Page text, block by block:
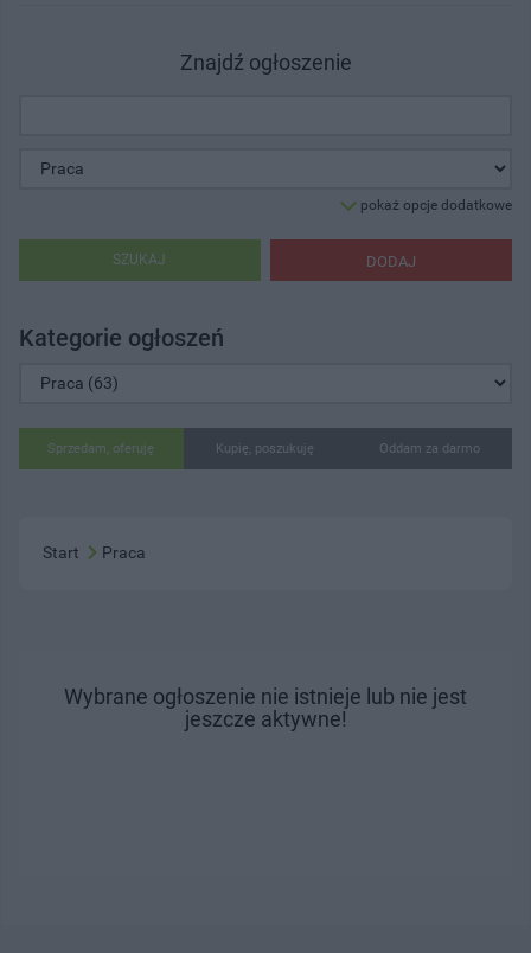
Znajdź ogłoszenie
pokaż opcje dodatkowe
DODAJ
SZUKAJ
Kategorie ogłoszeń
Sprzedam, oferuję Kupię, poszukuję Oddam za darmo
Start Praca
Wybrane ogłoszenie nie istnieje lub nie jest
jeszcze aktywne!